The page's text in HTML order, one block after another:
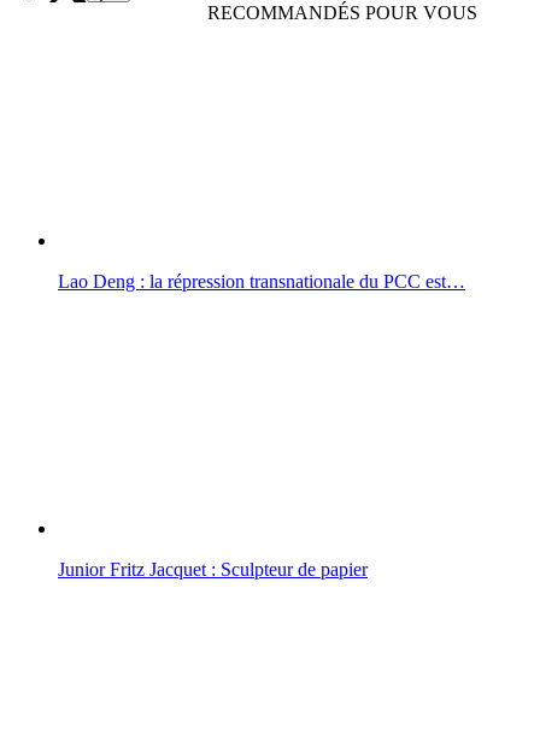
RECOMMANDÉS POUR VOUS
Lao Deng : la répression transnationale du PCC est…
Junior Fritz Jacquet : Sculpteur de papier